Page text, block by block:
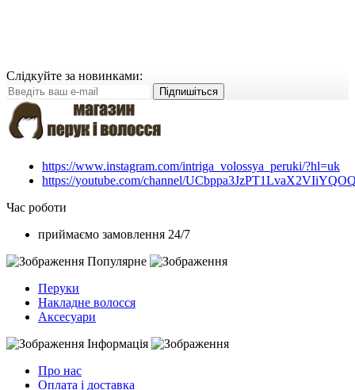
Слідкуйте за новинками:
Підпишіться
https://www.instagram.com/intriga_volossya_peruki/?hl=uk
https://youtube.com/channel/
Час роботи
приймаємо замовлення 24/7
Популярне
Перуки
Накладне волосся
Аксесуари
Інформація
Про нас
Оплата і доставка